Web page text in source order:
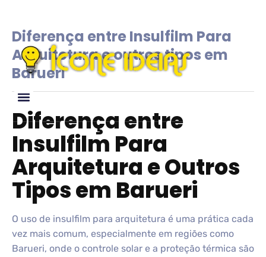
Diferença entre Insulfilm Para
Arquitetura e outros tipos em
Barueri
Diferença entre
Insulfilm Para
Arquitetura e Outros
Tipos em Barueri
O uso de insulfilm para arquitetura é uma prática cada
vez mais comum, especialmente em regiões como
Barueri, onde o controle solar e a proteção térmica são